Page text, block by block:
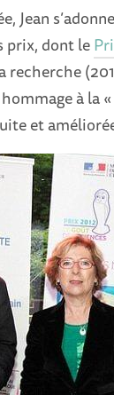
Jean
prix, dont le
recherche
hommage à la
et